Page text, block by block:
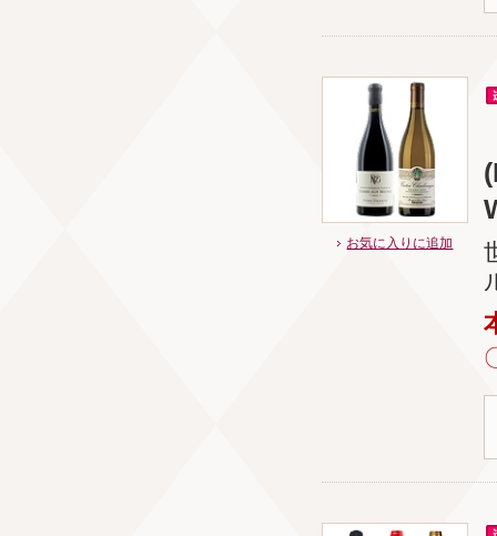
お気に入りに追加